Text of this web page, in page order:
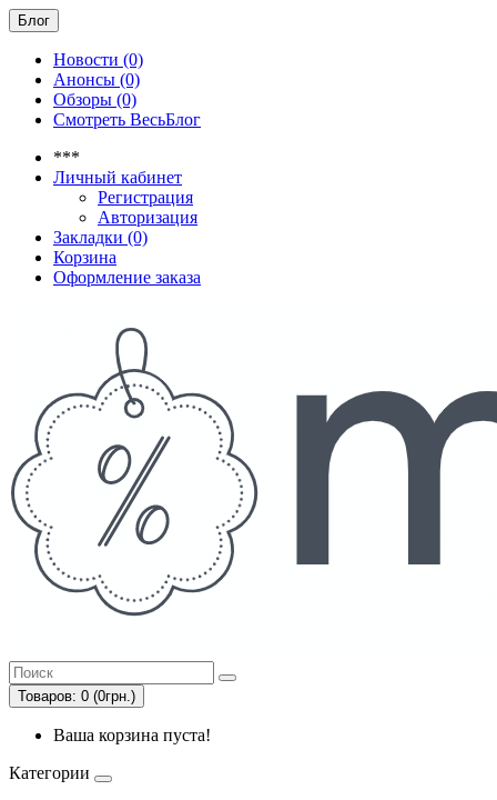
Блог
Новости (0)
Анонсы (0)
Обзоры (0)
Смотреть ВесьБлог
***
Личный кабинет
Регистрация
Авторизация
Закладки (0)
Корзина
Оформление заказа
Товаров: 0 (0грн.)
Ваша корзина пуста!
Категории